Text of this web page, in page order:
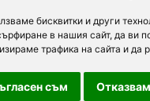
бисквитки и други
в нашия сайт, да ви
трафика на сайта и да
съм